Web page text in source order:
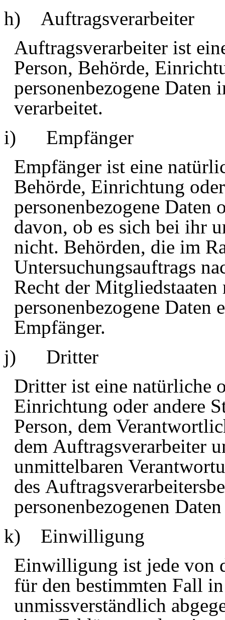
h) Auftragsverarbeiter
Auftragsverarbeiter ist
Person, Behörde,
personenbezogene
verarbeitet.
i) Empfänger
Empfänger ist eine
Behörde, Einrichtung
personenbezogene Daten
davon, ob es sich bei ihr
nicht. Behörden, die im
Untersuchungsauftrags
Recht der Mitgliedstaaten
personenbezogene Daten
Empfänger.
j) Dritter
Dritter ist eine natürliche
Einrichtung oder andere
Person, dem
dem Auftragsverarbeiter
unmittelbaren
des Auftragsverarbeiters
personenbezogenen
k) Einwilligung
Einwilligung ist jede von
für den bestimmten Fall
unmissverständlich